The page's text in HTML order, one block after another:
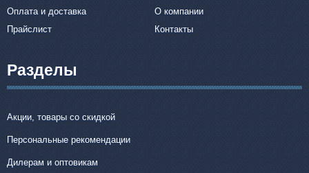
Оплата и доставка
О компании
Прайслист
Контакты
Разделы
Акции, товары со скидкой
Персональные рекомендации
Дилерам и оптовикам